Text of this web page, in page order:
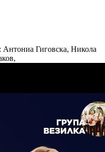
Гиговска, Никола